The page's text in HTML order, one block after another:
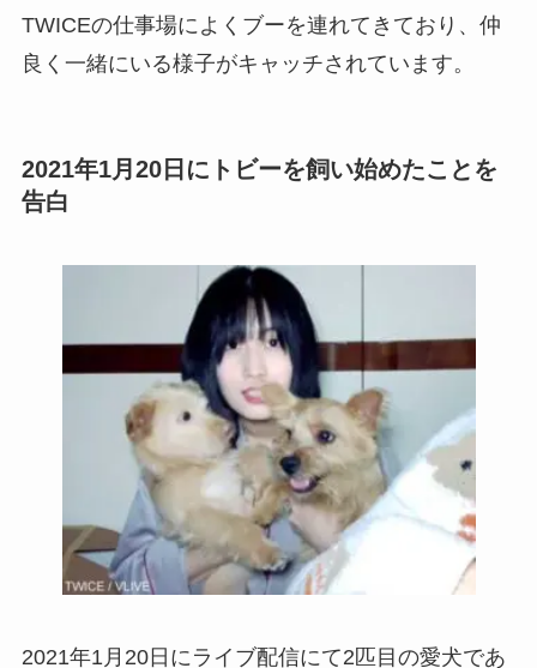
TWICEの仕事場によくブーを連れてきており、仲
良く一緒にいる様子がキャッチされています。
2021年1月20日にトビーを飼い始めたことを
告白
2021年1月20日にライブ配信にて2匹目の愛犬であ